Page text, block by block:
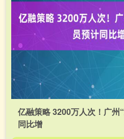
亿融策略 3200万人次！广州
同比增